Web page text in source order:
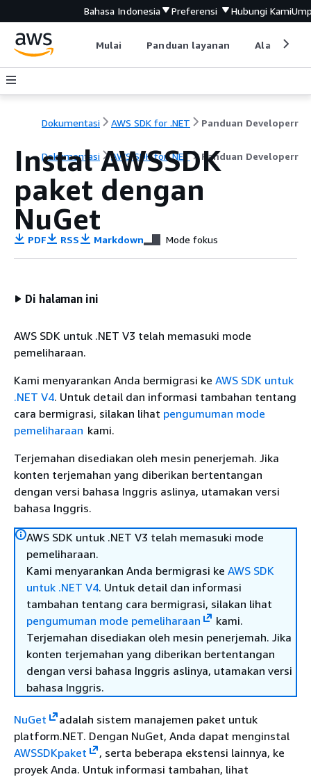
Bahasa Indonesia Preferensi Hubungi Kami
Mulai Panduan layanan Alat
Dokumentasi AWS SDK for .NET Panduan Developerr
Dokumentasi AWS SDK for .NET Panduan Developerr
Instal AWSSDK
paket dengan
NuGet
PDF RSS Markdown Mode fokus
Di halaman ini
AWS SDK untuk .NET V3 telah memasuki mode
pemeliharaan.
Kami menyarankan Anda bermigrasi ke AWS SDK untuk
.NET V4. Untuk detail dan informasi tambahan tentang
cara bermigrasi, silakan lihat pengumuman mode
pemeliharaan kami.
Terjemahan disediakan oleh mesin penerjemah. Jika
konten terjemahan yang diberikan bertentangan
dengan versi bahasa Inggris aslinya, utamakan versi
bahasa Inggris.
AWS SDK untuk .NET V3 telah memasuki mode
pemeliharaan.
Kami menyarankan Anda bermigrasi ke AWS SDK
untuk .NET V4. Untuk detail dan informasi
tambahan tentang cara bermigrasi, silakan lihat
pengumuman mode pemeliharaan
kami.
Terjemahan disediakan oleh mesin penerjemah. Jika
konten terjemahan yang diberikan bertentangan
dengan versi bahasa Inggris aslinya, utamakan versi
bahasa Inggris.
NuGet
adalah sistem manajemen paket untuk
platform.NET. Dengan NuGet, Anda dapat menginstal
AWSSDKpaket
, serta beberapa ekstensi lainnya, ke
proyek Anda. Untuk informasi tambahan, lihat